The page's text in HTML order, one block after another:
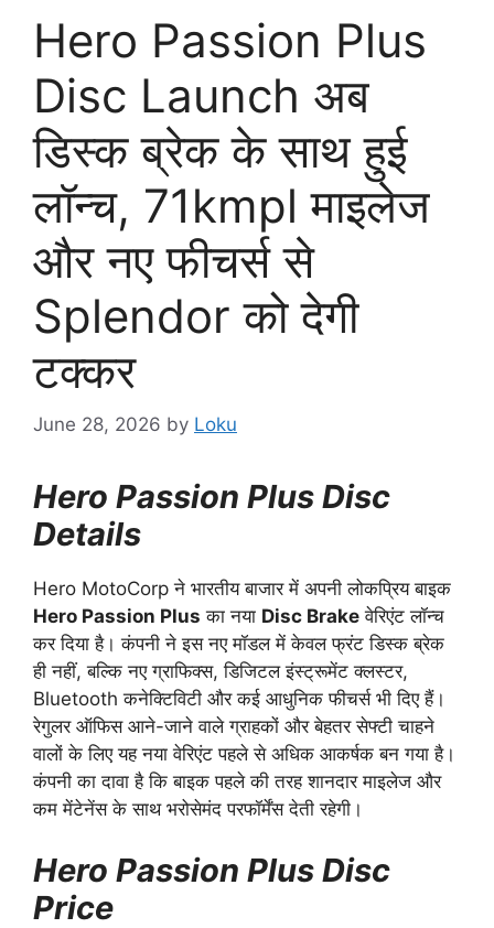
Hero Passion Plus
Disc Launch अब
डिस्क ब्रेक के साथ हुई
लॉन्च, 71kmpl माइलेज
और नए फीचर्स से
Splendor को देगी
टक्कर
June 28, 2026 by Loku
Hero Passion Plus Disc
Details
Hero MotoCorp ने भारतीय बाजार में अपनी लोकप्रिय बाइक
Hero Passion Plus का नया Disc Brake वेरिएंट लॉन्च
कर दिया है। कंपनी ने इस नए मॉडल में केवल फ्रंट डिस्क ब्रेक
ही नहीं, बल्कि नए ग्राफिक्स, डिजिटल इंस्ट्रूमेंट क्लस्टर,
Bluetooth कनेक्टिविटी और कई आधुनिक फीचर्स भी दिए हैं।
रेगुलर ऑफिस आने-जाने वाले ग्राहकों और बेहतर सेफ्टी चाहने
वालों के लिए यह नया वेरिएंट पहले से अधिक आकर्षक बन गया है।
कंपनी का दावा है कि बाइक पहले की तरह शानदार माइलेज और
कम मेंटेनेंस के साथ भरोसेमंद परफॉर्मेंस देती रहेगी।
Hero Passion Plus Disc
Price